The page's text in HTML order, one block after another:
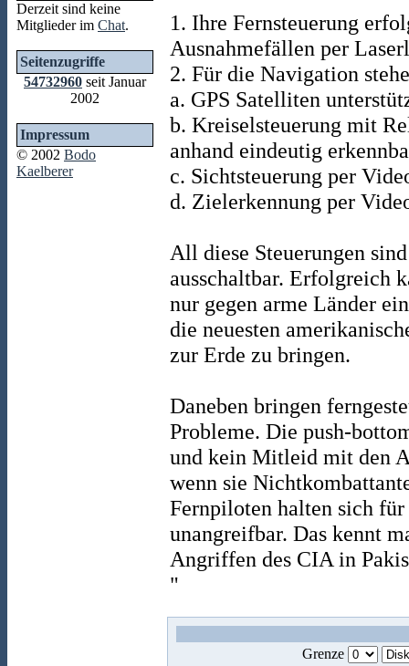
Derzeit sind keine
Mitglieder im Chat.
Seitenzugriffe
54732960 seit Januar
2002
Impressum
© 2002 Bodo
Kaelberer
1. Ihre Fernsteuerung
Ausnahmefällen per
2. Für die Navigation
a. GPS Satelliten
b. Kreiselsteuerung mit
anhand eindeutig
c. Sichtsteuerung per
d. Zielerkennung per
All diese Steuerungen
ausschaltbar. Erfolgreich
nur gegen arme Länder
die neuesten
zur Erde zu bringen.
Daneben bringen
Probleme. Die push-
und kein Mitleid mit den
wenn sie
Fernpiloten halten sich für
unangreifbar. Das kennt
Angriffen des CIA in
"
Grenze